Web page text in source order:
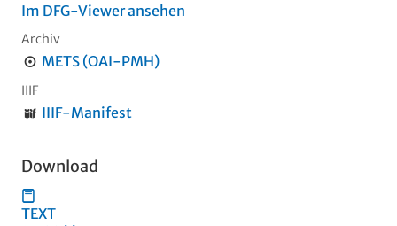
Im DFG-Viewer ansehen
Archiv
METS (OAI-PMH)
IIIF
IIIF-Manifest
Download
TEXT